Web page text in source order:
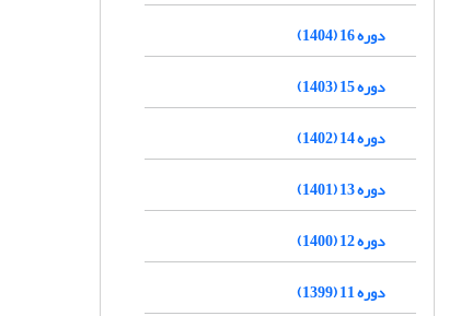
دوره 16 (1404)
دوره 15 (1403)
دوره 14 (1402)
دوره 13 (1401)
دوره 12 (1400)
دوره 11 (1399)